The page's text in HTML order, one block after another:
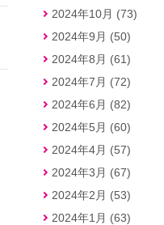
2024年10月 (73)
2024年9月 (50)
2024年8月 (61)
2024年7月 (72)
2024年6月 (82)
2024年5月 (60)
2024年4月 (57)
2024年3月 (67)
2024年2月 (53)
2024年1月 (63)